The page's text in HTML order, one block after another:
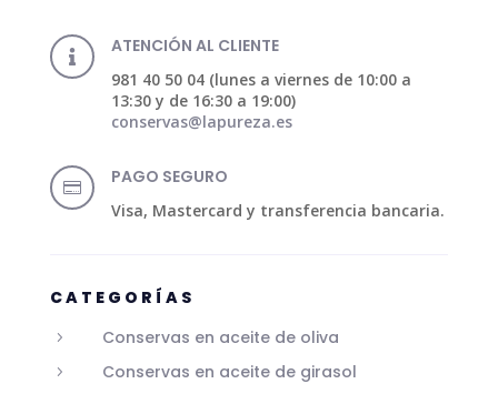
 ATENCIÓN AL CLIENTE
981 40 50 04 (lunes a viernes de 10:00 a
13:30 y de 16:30 a 19:00)
conservas@lapureza.es
 PAGO SEGURO
Visa, Mastercard y transferencia bancaria.
CATEGORÍAS
5 Conservas en aceite de oliva
5 Conservas en aceite de girasol